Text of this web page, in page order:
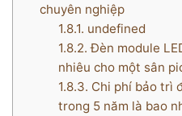
chuyên nghiệp
1.8.1. undefined
1.8.2. Đèn module
nhiêu cho một sân
1.8.3. Chi phí bảo trì
trong 5 năm là bao